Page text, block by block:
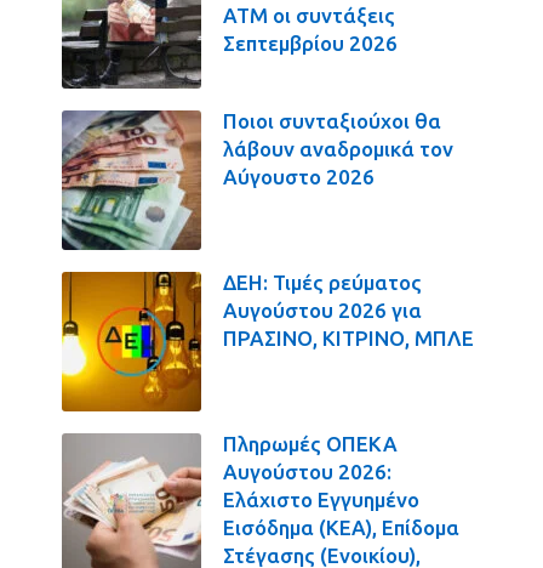
ΑΤΜ οι συντάξεις
Σεπτεμβρίου 2026
Ποιοι συνταξιούχοι θα
λάβουν αναδρομικά τον
Αύγουστο 2026
ΔΕΗ: Τιμές ρεύματος
Αυγούστου 2026 για
ΠΡΑΣΙΝΟ, ΚΙΤΡΙΝΟ, ΜΠΛΕ
Πληρωμές ΟΠΕΚΑ
Αυγούστου 2026:
Ελάχιστο Εγγυημένο
Εισόδημα (ΚΕΑ), Επίδομα
Στέγασης (Ενοικίου),